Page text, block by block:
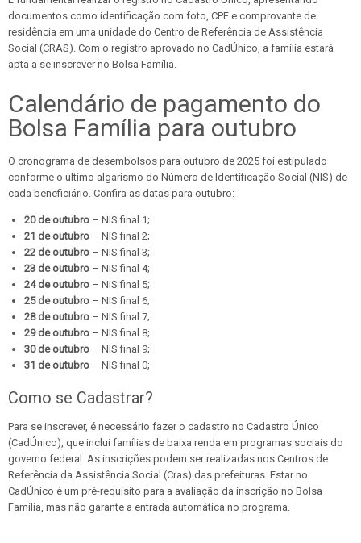
documentos como identificação com foto, CPF e comprovante de
residência em uma unidade do Centro de Referência de Assistência
Social (CRAS). Com o registro aprovado no CadÚnico, a família estará
apta a se inscrever no Bolsa Família.
Calendário de pagamento do
Bolsa Família para outubro
O cronograma de desembolsos para outubro de 2025 foi estipulado
conforme o último algarismo do Número de Identificação Social (NIS) de
cada beneficiário. Confira as datas para outubro:
20 de outubro – NIS final 1;
21 de outubro – NIS final 2;
22 de outubro – NIS final 3;
23 de outubro – NIS final 4;
24 de outubro – NIS final 5;
25 de outubro – NIS final 6;
28 de outubro – NIS final 7;
29 de outubro – NIS final 8;
30 de outubro – NIS final 9;
31 de outubro – NIS final 0;
Como se Cadastrar?
Para se inscrever, é necessário fazer o cadastro no Cadastro Único
(CadÚnico), que inclui famílias de baixa renda em programas sociais do
governo federal. As inscrições podem ser realizadas nos Centros de
Referência da Assistência Social (Cras) das prefeituras. Estar no
CadÚnico é um pré-requisito para a avaliação da inscrição no Bolsa
Família, mas não garante a entrada automática no programa.